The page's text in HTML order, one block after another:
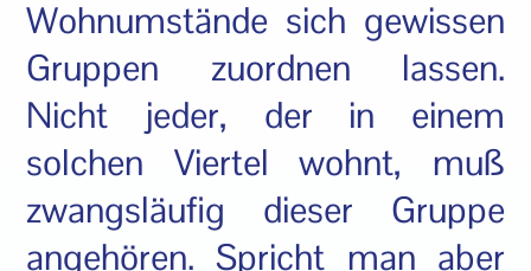
Wohnumstände sich gewissen
Gruppen zuordnen lassen.
Nicht jeder, der in einem
solchen Viertel wohnt, muß
zwangsläufig dieser Gruppe
angehören. Spricht man aber